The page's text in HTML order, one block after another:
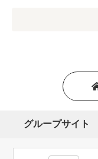
グループサイト